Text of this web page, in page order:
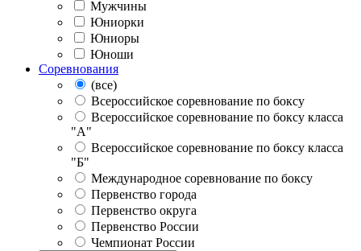
Мужчины
Юниорки
Юниоры
Юноши
Соревнования
(все)
Всероссийское соревнование по боксу
Всероссийское соревнование по боксу класса
"А"
Всероссийское соревнование по боксу класса
"Б"
Международное соревнование по боксу
Первенство города
Первенство округа
Первенство России
Чемпионат России